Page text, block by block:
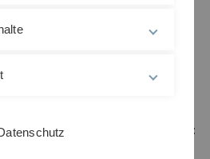
und hoffen, dass unsere
Immuntherapien gegen dieses
die Doktorandin am
dem Menschen angepasst
Verteidigungsstrategie:
finger antiviral protein)